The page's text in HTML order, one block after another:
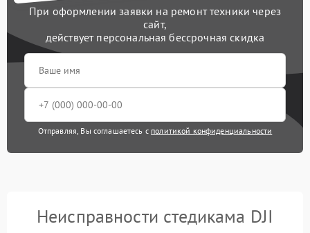
При оформлении заявки на ремонт техники через
сайт,
действует персональная бессрочная скидка
Отправляя, Вы соглашаетесь с политикой конфиденциальности
Неисправности стедикама DJI